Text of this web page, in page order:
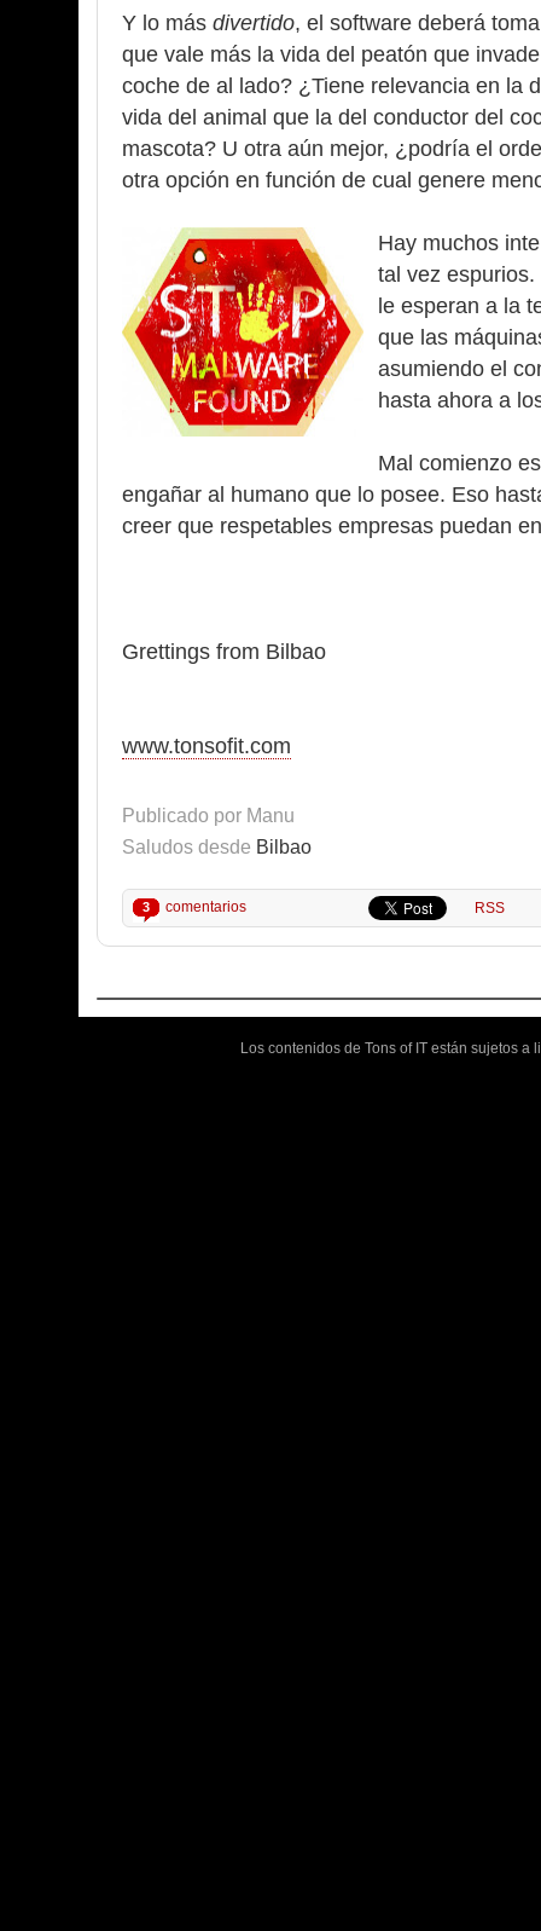
Y lo más divertido, el software deberá
que vale más la vida del peatón que
coche de al lado? ¿Tiene relevancia en la
vida del animal que la del conductor del
mascota? U otra aún mejor, ¿podría el
otra opción en función de cual genere
Hay muchos
tal vez
le esperan a la
que las
asumiendo el
hasta ahora a
Mal comienzo
engañar al humano que lo posee. Eso
creer que respetables empresas puedan
Grettings from Bilbao
www.tonsofit.com
Publicado por Manu
Saludos desde Bilbao
3 comentarios RSS
Los contenidos de Tons of IT están sujetos a